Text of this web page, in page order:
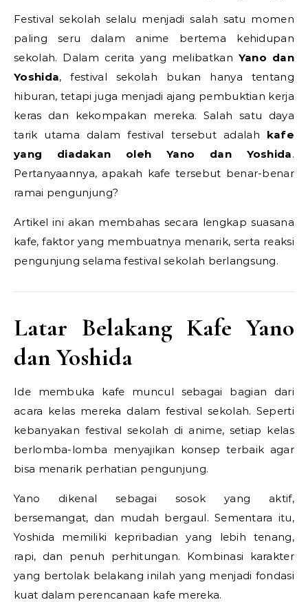
Festival sekolah selalu menjadi salah satu momen
paling seru dalam anime bertema kehidupan
sekolah. Dalam cerita yang melibatkan Yano dan
Yoshida, festival sekolah bukan hanya tentang
hiburan, tetapi juga menjadi ajang pembuktian kerja
keras dan kekompakan mereka. Salah satu daya
tarik utama dalam festival tersebut adalah kafe
yang diadakan oleh Yano dan Yoshida.
Pertanyaannya, apakah kafe tersebut benar-benar
ramai pengunjung?
Artikel ini akan membahas secara lengkap suasana
kafe, faktor yang membuatnya menarik, serta reaksi
pengunjung selama festival sekolah berlangsung.
Latar Belakang Kafe Yano
dan Yoshida
Ide membuka kafe muncul sebagai bagian dari
acara kelas mereka dalam festival sekolah. Seperti
kebanyakan festival sekolah di anime, setiap kelas
berlomba-lomba menyajikan konsep terbaik agar
bisa menarik perhatian pengunjung.
Yano dikenal sebagai sosok yang aktif,
bersemangat, dan mudah bergaul. Sementara itu,
Yoshida memiliki kepribadian yang lebih tenang,
rapi, dan penuh perhitungan. Kombinasi karakter
yang bertolak belakang inilah yang menjadi fondasi
kuat dalam perencanaan kafe mereka.